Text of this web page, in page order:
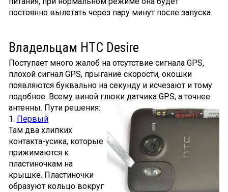
постоянно вылетать через пару минут после запуска.
Владельцам HTC Desire
Поступает много жалоб на отсутствие сигнала GPS,
плохой сигнал GPS, прыгание скорости, окошки
появляются буквально на секунду и исчезают и тому
подобное. Всему виной глюки датчика GPS, а точнее
антенны. Пути решения:
1. Первый
Там два хлипких
контакта-усика, которые
прижимаются к
пластиночкам на
крышке. Пластиночки
образуют кольцо вокруг